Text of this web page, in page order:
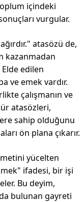
içindeki
vurgular.
atasözü de,
kazanmadan
edilen
ve emek vardır.
çalışmanın ve
atasözleri,
sahip olduğunu
ön plana çıkarır.
yücelten
ifadesi, bir işi
Bu deyim,
bulunan gayreti